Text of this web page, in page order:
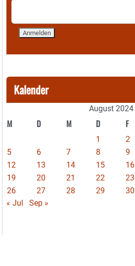
Kalender
August 2024
M D M D F
1 2
5
6 7 8 9
12
13 14 15 16
19
20 21 22 23
26
27 28 29 30
« Jul
Sep »